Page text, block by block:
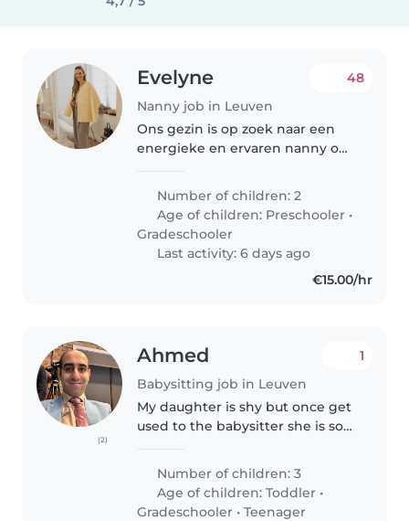
Evelyne
Nanny job in Leuven
48
Ons gezin is op zoek naar een
energieke en ervaren nanny om
kinderen: een peuter van 2 jaar
en een kleuter van 6 jaar . We
zijn op zoek naar iemand die..
Number of children: 2
Age of children: Preschooler •
Gradeschooler
Last activity: 6 days ago
€15.00/hr
(2)
Ahmed
Babysitting job in Leuven
1
My daughter is shy but once get
used to the babysitter she is so
Number of children: 3
Age of children:Toddler •
Gradeschooler •Teenager